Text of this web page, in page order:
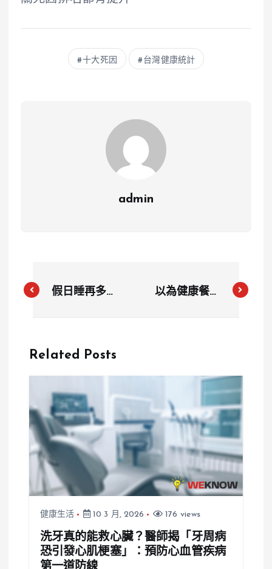
十大死因 台灣健康統計
admin
假日睡再多也
相，吃對這些
精神！
以為健康餐就
Related Posts
健康生活 10 3 月, 2026 176 views
洗牙真的能救心臟？醫師揭「牙周病
恐引發心肌梗塞」：預防心血管疾病